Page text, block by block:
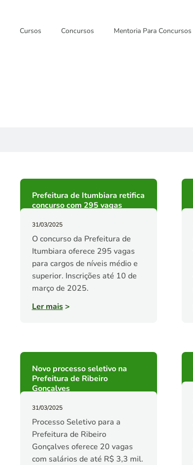
Cursos Concursos Mentoria Para Concursos
Prefeitura de Itumbiara retifica
concurso com 295 vagas
31/03/2025
O concurso da Prefeitura de
Itumbiara oferece 295 vagas
para cargos de níveis médio e
superior. Inscrições até 10 de
março de 2025.
Ler mais>
Novo processo seletivo na
Prefeitura de Ribeiro
Gonçalves
31/03/2025
Processo Seletivo para a
Prefeitura de Ribeiro
Gonçalves oferece 20 vagas
com salários de até R$ 3,3 mil.